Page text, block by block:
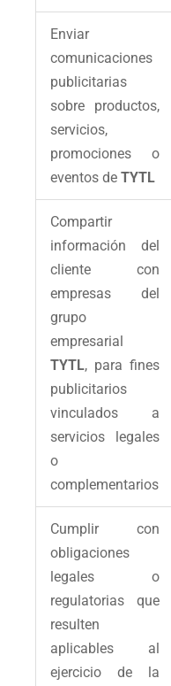
Enviar
comunicaciones
publicitarias
sobre productos,
servicios,
promociones o
eventos deTYTL
Compartir
información del
cliente con
empresas del
grupo
empresarial
TYTL, para fines
publicitarios
vinculados a
servicios legales
o
complementarios
Cumplir con
obligaciones
legales o
regulatorias que
resulten
aplicables al
ejercicio de la